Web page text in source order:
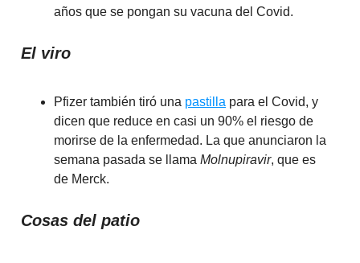
años que se pongan su vacuna del Covid.
El viro
Pfizer también tiró una pastilla para el Covid, y
dicen que reduce en casi un 90% el riesgo de
morirse de la enfermedad. La que anunciaron la
semana pasada se llama Molnupiravir, que es
de Merck.
Cosas del patio